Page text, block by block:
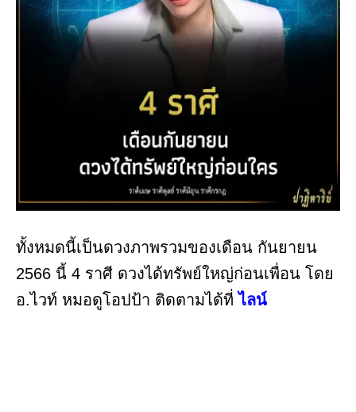
ทั้งหมดนี้เป็นดวงภาพรวมของเดือน กันยายน
2566 นี้ 4 ราศี ดวงได้ทรัพย์ใหญ่ก่อนเพื่อน โดย
อ.ไวท์ หมอดูโอปป้า ติดตามได้ที่ไลน์